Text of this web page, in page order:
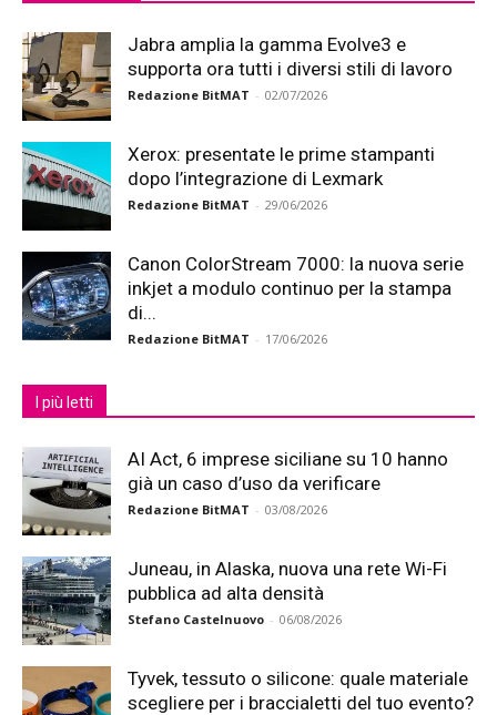
Jabra amplia la gamma Evolve3 e
supporta ora tutti i diversi stili di lavoro
Redazione BitMAT - 02/07/2026
Xerox: presentate le prime stampanti
dopo l’integrazione di Lexmark
Redazione BitMAT - 29/06/2026
Canon ColorStream 7000: la nuova serie
inkjet a modulo continuo per la stampa
di...
Redazione BitMAT - 17/06/2026
I più letti
AI Act, 6 imprese siciliane su 10 hanno
già un caso d’uso da verificare
Redazione BitMAT - 03/08/2026
Juneau, in Alaska, nuova una rete Wi-Fi
pubblica ad alta densità
Stefano Castelnuovo - 06/08/2026
Tyvek, tessuto o silicone: quale materiale
scegliere per i braccialetti del tuo evento?